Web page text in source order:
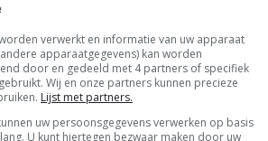
verwerkt en informatie van uw apparaat
apparaatgegevens) kan worden
door en gedeeld met 4 partners of specifiek
Wij en onze partners kunnen precieze
Lijst met partners.
uw persoonsgegevens verwerken op basis
U kunt hiertegen bezwaar maken door uw